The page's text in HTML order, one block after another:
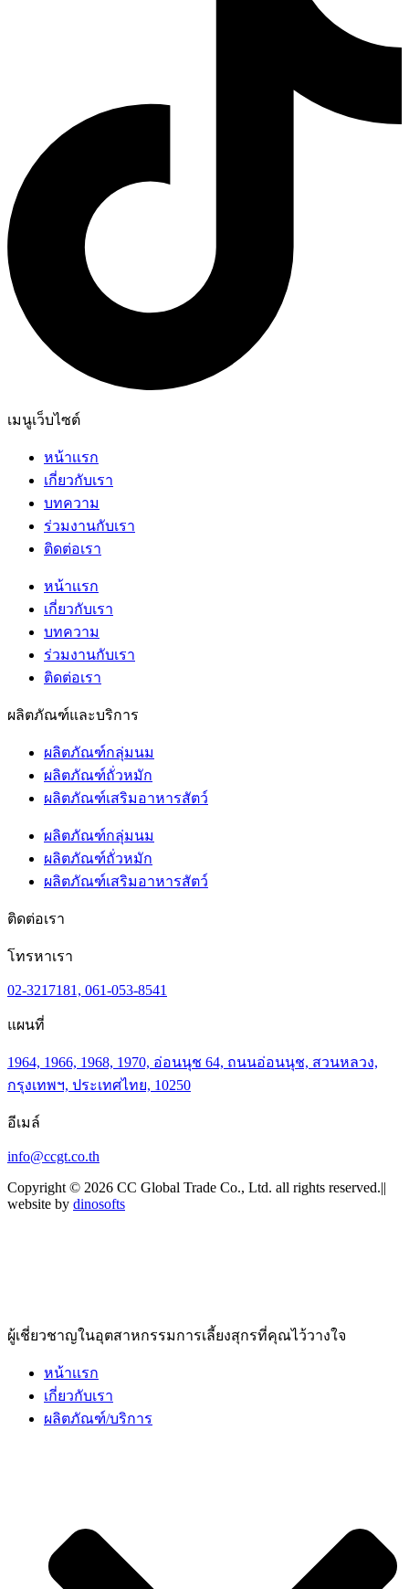
เมนูเว็บไซต์
หน้าเเรก
เกี่ยวกับเรา
บทความ
ร่วมงานกับเรา
ติดต่อเรา
หน้าเเรก
เกี่ยวกับเรา
บทความ
ร่วมงานกับเรา
ติดต่อเรา
ผลิตภัณฑ์และบริการ
ผลิตภัณฑ์กลุ่มนม
ผลิตภัณฑ์ถั่วหมัก
ผลิตภัณฑ์เสริมอาหารสัตว์
ผลิตภัณฑ์กลุ่มนม
ผลิตภัณฑ์ถั่วหมัก
ผลิตภัณฑ์เสริมอาหารสัตว์
ติดต่อเรา
โทรหาเรา
02-3217181, 061-053-8541
แผนที่
1964, 1966, 1968, 1970, อ่อนนุช 64, ถนนอ่อนนุช, สวนหลวง,
กรุงเทพฯ, ประเทศไทย, 10250
อีเมล์
info@ccgt.co.th
Copyright © 2026 CC Global Trade Co., Ltd. all rights reserved.||
website by dinosofts
ผู้เชี่ยวชาญในอุตสาหกรรมการเลี้ยงสุกรที่คุณไว้วางใจ
หน้าเเรก
เกี่ยวกับเรา
ผลิตภัณฑ์/บริการ